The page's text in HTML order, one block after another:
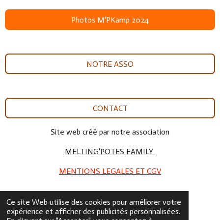
Ce site Web utilise des cookies pour améliorer votre
expérience et afficher des publicités personnalisées.
Photos M'PKamp 2024
NOTRE ASSO
CONTACT
Site web créé par notre association
MELTING'POTES FAMILY
MENTIONS LEGALES ET CGV
© 2024 - 2026 Asso Melting'Potes Family 51
Propulsé parWebador